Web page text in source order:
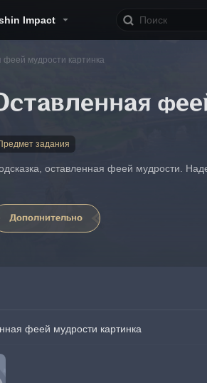
Impact
феей мудрости картинка
задания
оставленная феей мудрости.
Дополнительно
феей мудрости картинка